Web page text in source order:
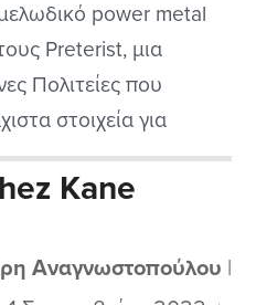
power metal
Preterist, μια
Πολιτείες που
στοιχεία για
γιατί πιστεύω ότι
να προβληθεί το
παραμένουν
μόνοι τους το cd
Kane
Αναγνωστοπούλου |